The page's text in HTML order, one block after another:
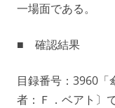
一場面である。
■ 確認結果
目録番号：3960「
者：Ｆ．ベアト〕